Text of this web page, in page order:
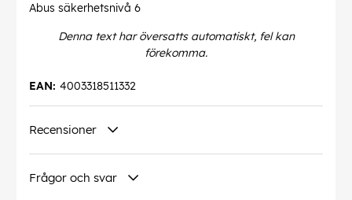
Abus säkerhetsnivå 6
Denna text har översatts automatiskt, fel kan
förekomma.
4003318511332
EAN:
Recensioner
Frågor och svar